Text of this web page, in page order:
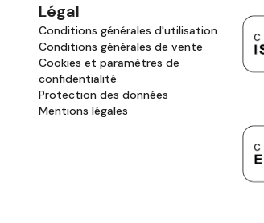
Légal
Conditions générales d'utilisation
Conditions générales de vente
Cookies et paramètres de
confidentialité
Protection des données
Mentions légales